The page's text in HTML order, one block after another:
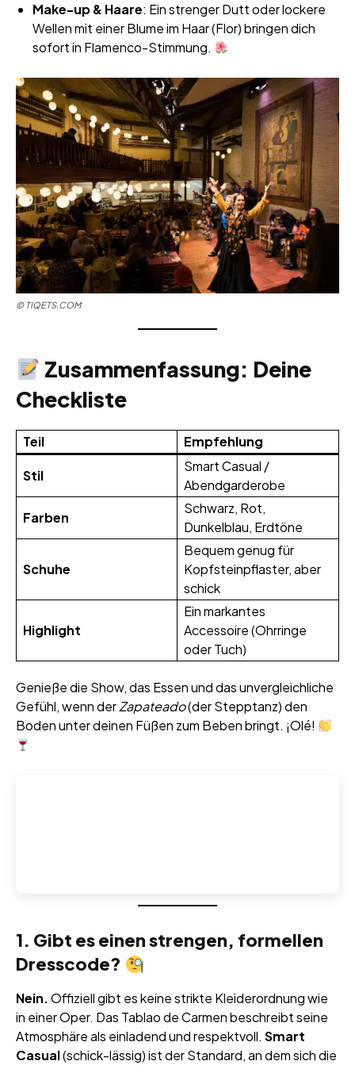
Make-up & Haare: Ein strenger Dutt oder lockere
Wellen mit einer Blume im Haar (Flor) bringen dich
sofort in Flamenco-Stimmung.
©TIQETS.COM
Zusammenfassung: Deine
Checkliste
Teil Empfehlung
Stil
Smart Casual /
Abendgarderobe
Farben
Schwarz, Rot,
Dunkelblau, Erdtöne
Schuhe
Bequem genug für
Kopfsteinpflaster, aber
schick
Highlight
Ein markantes
Accessoire (Ohrringe
oder Tuch)
Genieße die Show, das Essen und das unvergleichliche
Gefühl, wenn derZapateado(der Stepptanz) den
Boden unter deinen Füßen zum Beben bringt. ¡Olé!
1. Gibt es einen strengen, formellen
Dresscode?
Nein.Offiziell gibt es keine strikte Kleiderordnung wie
in einer Oper. Das Tablao de Carmen beschreibt seine
Atmosphäre als einladend und respektvoll. Smart
Casual(schick-lässig) ist der Standard, an dem sich die